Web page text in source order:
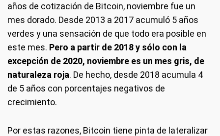
años de cotización de Bitcoin, noviembre fue un
mes dorado. Desde 2013 a 2017 acumuló 5 años
verdes y una sensación de que todo era posible en
este mes. Pero a partir de 2018 y sólo con la
excepción de 2020, noviembre es un mes gris, de
naturaleza roja. De hecho, desde 2018 acumula 4
de 5 años con porcentajes negativos de
crecimiento.
Por estas razones, Bitcoin tiene pinta de lateralizar